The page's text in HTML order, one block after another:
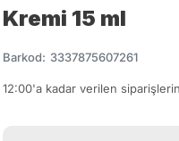
Kremi 15 ml
Barkod: 3337875607261
12:00'a kadar verilen